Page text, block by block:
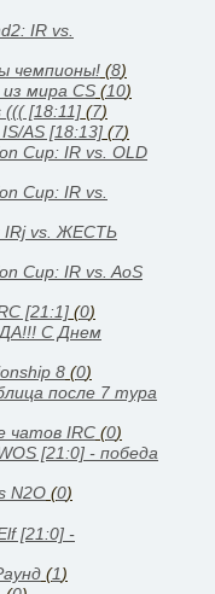
IR vs.
чемпионы! (8)
мира CS (10)
((( [18:11] (7)
AS [18:13] (7)
Cup: IR vs. OLD
Cup: IR vs.
IRj vs. ЖЕСТЬ
Cup: IR vs. AoS
[21:1] (0)
С Днем
8 (0)
после 7 тура
чатов IRC (0)
[21:0] - победа
N2O (0)
[21:0] -
(1)